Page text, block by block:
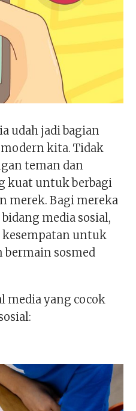
udah jadi bagian
kita. Tidak
teman dan
kuat untuk berbagi
merek. Bagi mereka
media sosial,
kesempatan untuk
bermain sosmed
media yang cocok